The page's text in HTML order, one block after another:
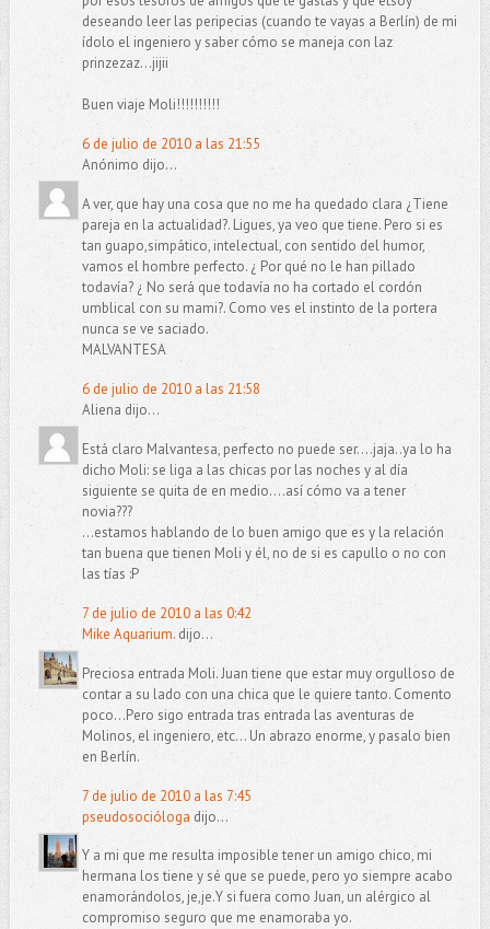
deseando leer las peripecias (cuando te vayas a Berlín) de mi
ídolo el ingeniero y saber cómo se maneja con laz
prinzezaz...jijii
Buen viaje Moli!!!!!!!!!!
6 de julio de 2010 a las 21:55
Anónimo dijo...
A ver, que hay una cosa que no me ha quedado clara ¿Tiene
pareja en la actualidad?. Ligues, ya veo que tiene. Pero si es
tan guapo,simpático, intelectual, con sentido del humor,
vamos el hombre perfecto. ¿ Por qué no le han pillado
todavía? ¿ No será que todavía no ha cortado el cordón
umblical con su mami?. Como ves el instinto de la portera
nunca se ve saciado.
MALVANTESA
6 de julio de 2010 a las 21:58
Aliena dijo...
Está claro Malvantesa, perfecto no puede ser....jaja..ya lo ha
dicho Moli: se liga a las chicas por las noches y al día
siguiente se quita de en medio....así cómo va a tener
novia???
...estamos hablando de lo buen amigo que es y la relación
tan buena que tienen Moli y él, no de si es capullo o no con
las tías :P
7 de julio de 2010 a las 0:42
Mike Aquarium.dijo...
Preciosa entrada Moli. Juan tiene que estar muy orgulloso de
contar a su lado con una chica que le quiere tanto. Comento
poco...Pero sigo entrada tras entrada las aventuras de
Molinos, el ingeniero, etc... Un abrazo enorme, y pasalo bien
en Berlín.
7 de julio de 2010 a las 7:45
pseudosocióloga dijo...
Y a mi que me resulta imposible tener un amigo chico, mi
hermana los tiene y sé que se puede, pero yo siempre acabo
enamorándolos, je,je.Y si fuera como Juan, un alérgico al
compromiso seguro que me enamoraba yo.